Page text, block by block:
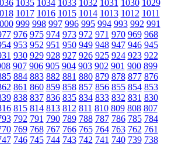
1035 1034 1033 1032 1031 1030 1029
1017 1016 1015 1014 1013 1012 1011
999 998 997 996 995 994 993 992 991
976 975 974 973 972 971 970 969 968
953 952 951 950 949 948 947 946 945
930 929 928 927 926 925 924 923 922
907 906 905 904 903 902 901 900 899
884 883 882 881 880 879 878 877 876
861 860 859 858 857 856 855 854 853
838 837 836 835 834 833 832 831 830
815 814 813 812 811 810 809 808 807
792 791 790 789 788 787 786 785 784
769 768 767 766 765 764 763 762 761
746 745 744 743 742 741 740 739 738